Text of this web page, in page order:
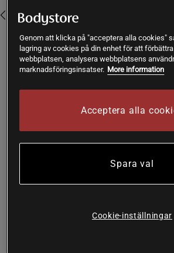
L
Lägg i
SKU #SNA2030-BLKR | EAN7350132941898
sval under träningspasset tack vare
Genom att klicka på "acceptera alla cookies"
lagring av cookies på din enhet för att
webbplatsen, analysera webbplatsens
marknadsföringsinsatser. More information
Acceptera alla
Spara val
Cookie-inställningar